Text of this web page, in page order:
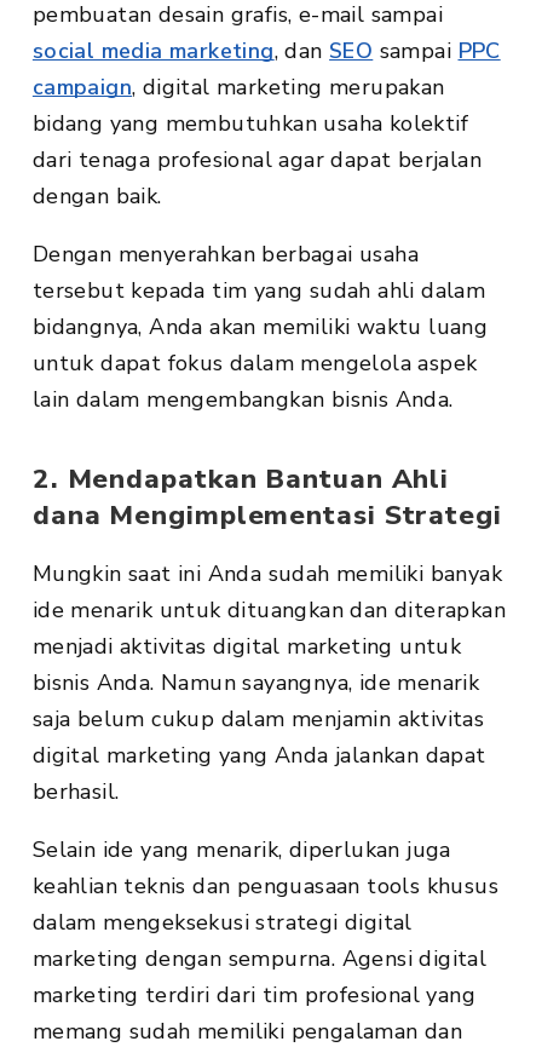
pembuatan desain grafis, e-mail sampai
social media marketing, dan SEO sampai PPC
campaign, digital marketing merupakan
bidang yang membutuhkan usaha kolektif
dari tenaga profesional agar dapat berjalan
dengan baik.
Dengan menyerahkan berbagai usaha
tersebut kepada tim yang sudah ahli dalam
bidangnya, Anda akan memiliki waktu luang
untuk dapat fokus dalam mengelola aspek
lain dalam mengembangkan bisnis Anda.
2. Mendapatkan Bantuan Ahli
dana Mengimplementasi Strategi
Mungkin saat ini Anda sudah memiliki banyak
ide menarik untuk dituangkan dan diterapkan
menjadi aktivitas digital marketing untuk
bisnis Anda. Namun sayangnya, ide menarik
saja belum cukup dalam menjamin aktivitas
digital marketing yang Anda jalankan dapat
berhasil.
Selain ide yang menarik, diperlukan juga
keahlian teknis dan penguasaan tools khusus
dalam mengeksekusi strategi digital
marketing dengan sempurna. Agensi digital
marketing terdiri dari tim profesional yang
memang sudah memiliki pengalaman dan